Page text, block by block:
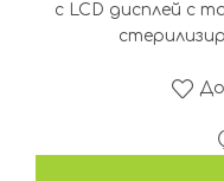
с LCD дисплей с